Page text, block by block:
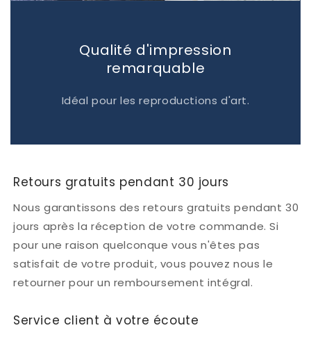
Qualité d'impression
remarquable
Idéal pour les reproductions d'art.
Retours gratuits pendant 30 jours
Nous garantissons des retours gratuits pendant 30
jours après la réception de votre commande. Si
pour une raison quelconque vous n'êtes pas
satisfait de votre produit, vous pouvez nous le
retourner pour un remboursement intégral.
Service client à votre écoute